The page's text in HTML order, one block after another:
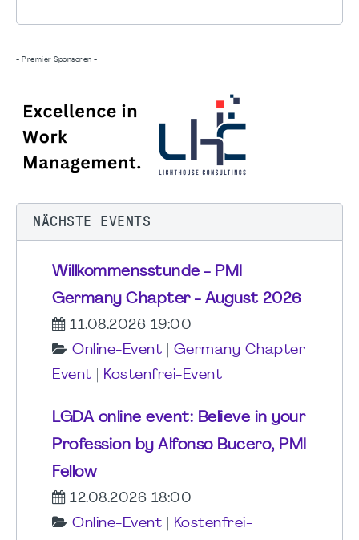
- Premier Sponsoren -
NÄCHSTE EVENTS
Willkommensstunde - PMI
Germany Chapter - August 2026
11.08.2026 19:00
Online-Event
Germany Chapter
Event
Kostenfrei-Event
LGDA online event: Believe in your
Profession by Alfonso Bucero, PMI
Fellow
12.08.2026 18:00
Online-Event
Kostenfrei-